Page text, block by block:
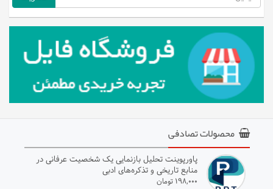
محصولات تصادفی
پاورپوینت تحلیل بازنمایی یک شخصیت عرفانی در
منابع تاریخی و تذکره‌های ادبی
۱۹۸,۰۰۰ تومان